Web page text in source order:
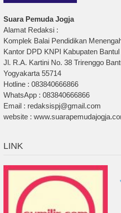
Suara Pemuda Jogja
Alamat Redaksi :
Komplek Balai Pendidikan
Kantor DPD KNPI Kabupaten Bantul
Jl. R.A. Kartini No. 38 Trirenggo
Yogyakarta 55714
Hotline : 083840666866
WhatsApp : 083840666866
Email : redaksispj@gmail.com
website :
LINK